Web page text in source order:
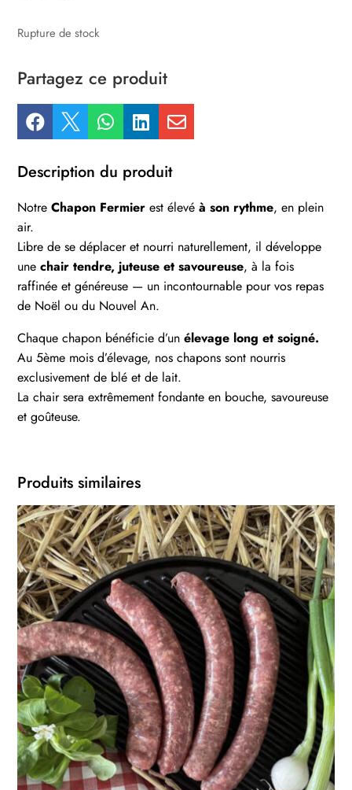
Rupture de stock
Partagez ce produit
    
Description du produit
NotreChapon Fermier est élevéà son rythme, en plein
air.
Libre de se déplacer et nourri naturellement, il développe
unechair tendre, juteuse et savoureuse, à la fois
raffinée et généreuse — un incontournable pour vos repas
de Noël ou du Nouvel An.
Chaque chapon bénéficie d’unélevage long et soigné.
Au 5ème mois d’élevage, nos chapons sont nourris
exclusivement de blé et de lait.
La chair sera extrêmement fondante en bouche, savoureuse
et goûteuse.
Produits similaires